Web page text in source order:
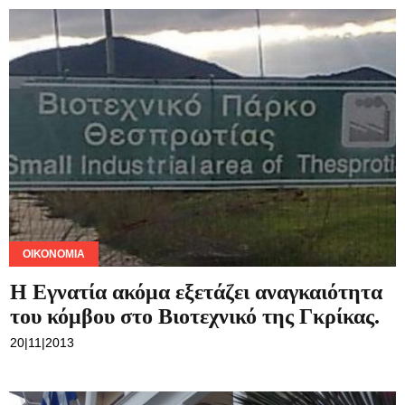
ΟΙΚΟΝΟΜΊΑ
Η Εγνατία ακόμα εξετάζει αναγκαιότητα
του κόμβου στο Βιοτεχνικό της Γκρίκας.
20|11|2013
ΑΥΤΟΔΙΟΊΚΗΣΗ